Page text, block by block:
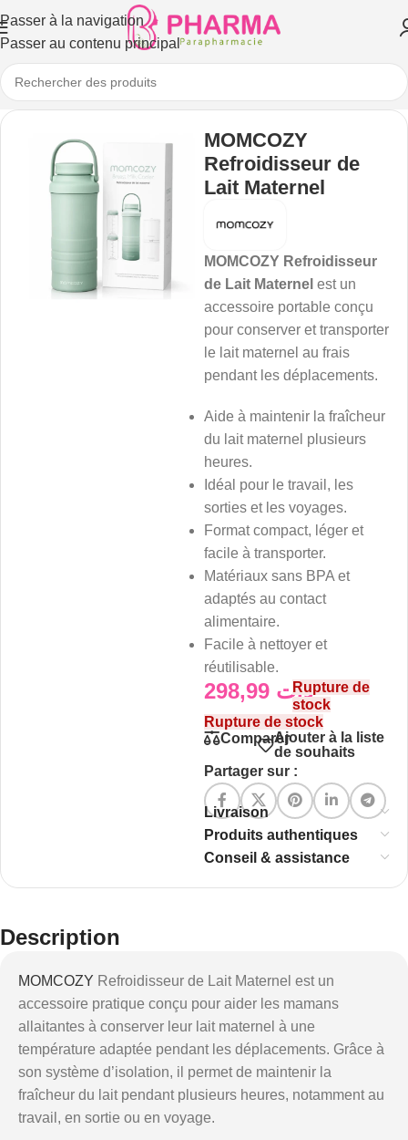
Passer à la navigation
Passer au contenu principal
MOMCOZY
Refroidisseur de
Lait Maternel
MOMCOZY Refroidisseur
de Lait Maternel est un
accessoire portable conçu
pour conserver et transporter
le lait maternel au frais
pendant les déplacements.
Aide à maintenir la fraîcheur
du lait maternel plusieurs
heures.
Idéal pour le travail, les
sorties et les voyages.
Format compact, léger et
facile à transporter.
Matériaux sans BPA et
adaptés au contact
alimentaire.
Facile à nettoyer et
réutilisable.
د.تRupture de
stock
Rupture de stock
ComparerAjouter à la liste
de souhaits
Partager sur :
Livraison
Produits authentiques
Conseil & assistance
Description
MOMCOZY Refroidisseur de Lait Maternel est un
accessoire pratique conçu pour aider les mamans
allaitantes à conserver leur lait maternel à une
température adaptée pendant les déplacements. Grâce à
son système d’isolation, il permet de maintenir la
fraîcheur du lait pendant plusieurs heures, notamment au
travail, en sortie ou en voyage.